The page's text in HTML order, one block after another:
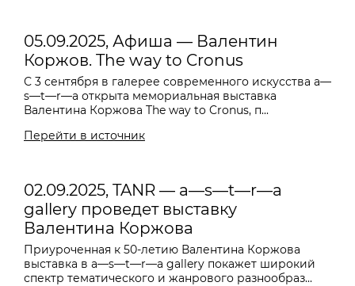
05.09.2025, Афиша — Валентин
Коржов. The way to Cronus
С 3 сентября в галерее современного искусства a—
s—t—r—a открыта мемориальная выставка
Валентина Коржова The way to Cronus, п...
Перейти в источник
02.09.2025, TANR — a—s—t—r—a
gallery проведет выставку
Валентина Коржова
Приуроченная к 50-летию Валентина Коржова
выставка в a—s—t—r—a gallery покажет широкий
спектр тематического и жанрового разнообраз...